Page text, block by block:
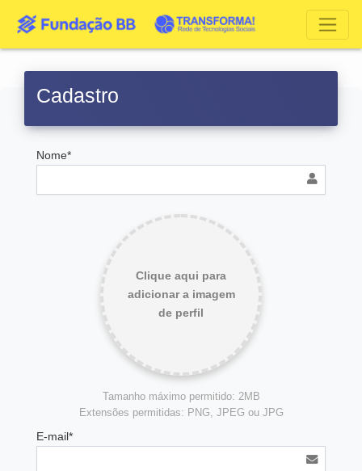
Cadastro
Nome*
Clique aqui para
adicionar a imagem
de perfil
Tamanho máximo permitido: 2MB
Extensões permitidas: PNG, JPEG ou JPG
E-mail*